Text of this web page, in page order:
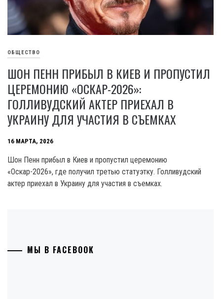
ОБЩЕСТВО
ШОН ПЕНН ПРИБЫЛ В КИЕВ И ПРОПУСТИЛ
ЦЕРЕМОНИЮ «ОСКАР-2026»:
ГОЛЛИВУДСКИЙ АКТЕР ПРИЕХАЛ В
УКРАИНУ ДЛЯ УЧАСТИЯ В СЪЕМКАХ
16 МАРТА, 2026
Шон Пенн прибыл в Киев и пропустил церемонию
«Оскар-2026», где получил третью статуэтку. Голливудский
актер приехал в Украину для участия в съемках.
МЫ В FACEBOOK